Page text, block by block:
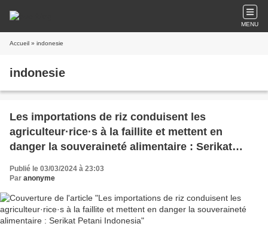
MENU
Accueil » indonesie
indonesie
Les importations de riz conduisent les
agriculteur·rice·s à la faillite et mettent en
danger la souveraineté alimentaire : Serikat
Petani Indonesia
Publié le 03/03/2024 à 23:03
Par anonyme